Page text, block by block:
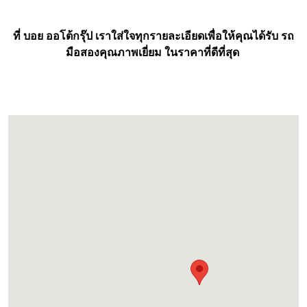
ที่ บอย ออโต้กรุ๊ป เราใส่ใจทุกรายละเอียดเพื่อให้คุณได้รับ รถ
มือสองคุณภาพเยี่ยม ในราคาที่ดีที่สุด